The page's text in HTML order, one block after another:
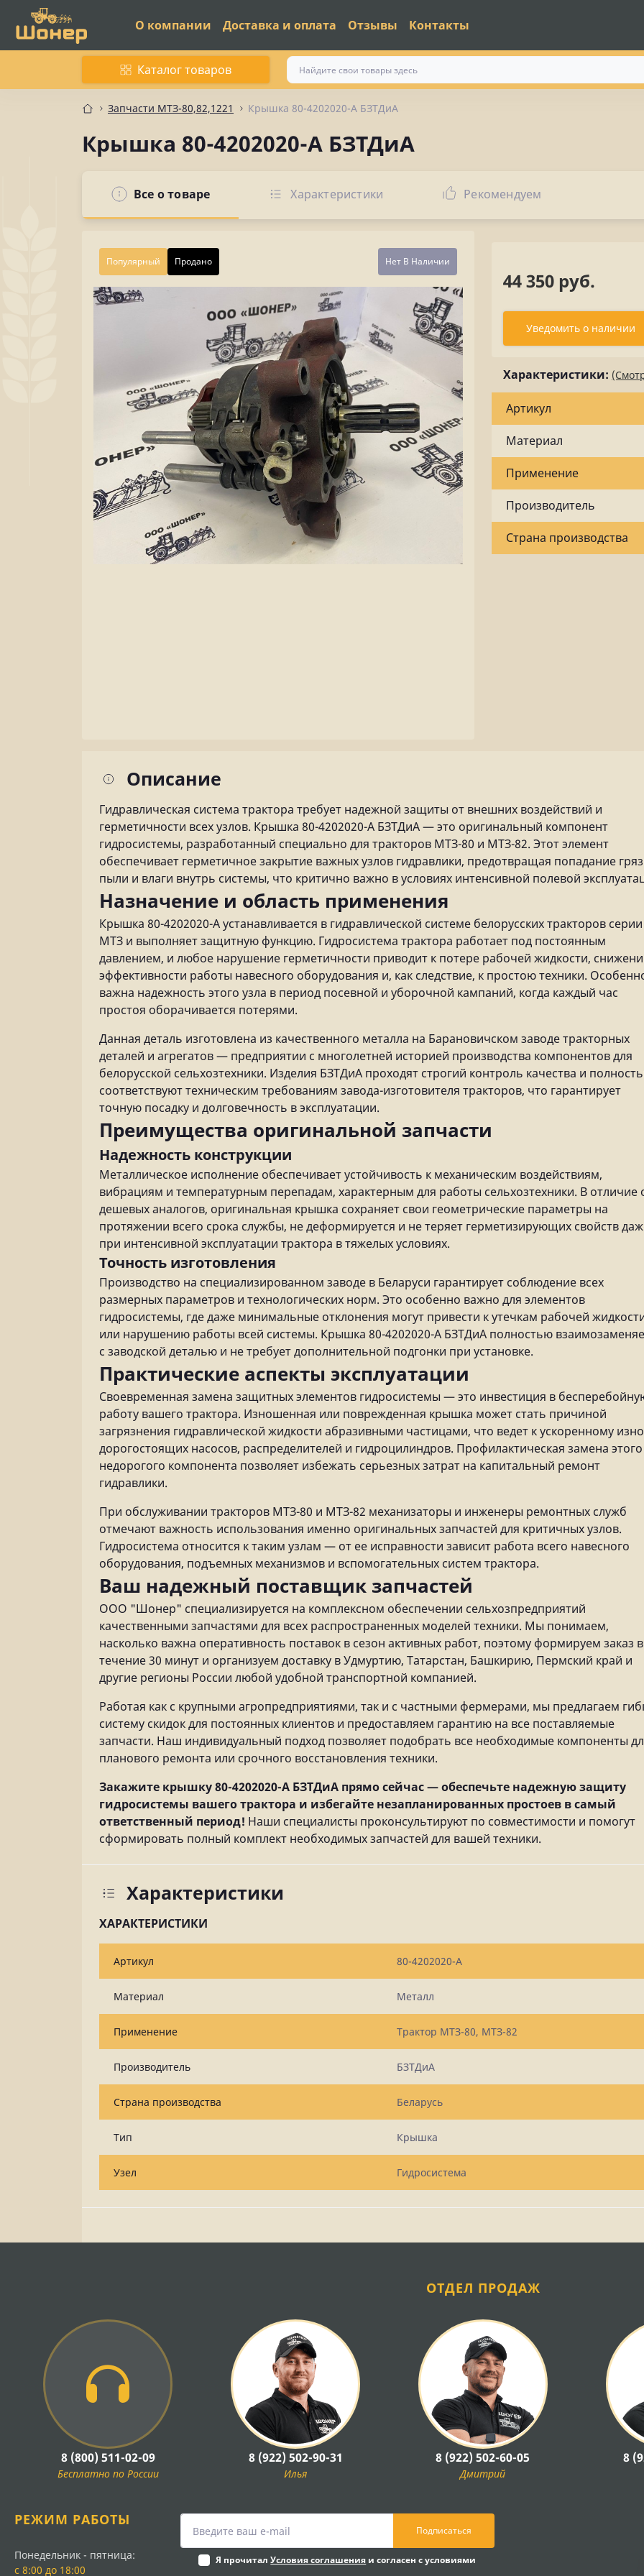
О компании Доставка и оплата Отзывы Контакты
Каталог товаров
Запчасти МТЗ-80,82,1221 Крышка 80-4202020-А БЗТДиА
Крышка 80-4202020-А БЗТДиА
Все о товаре Характеристики Рекомендуем
Популярный Продано Нет В Наличии
44 350 руб.
Уведомить о наличии
Характеристики:
Артикул
Материал
Применение
Производитель
Страна производства
Описание
Гидравлическая система трактора требует надежной защиты от внешних воздействий и
герметичности всех узлов. Крышка 80-4202020-А БЗТДиА — это оригинальный компонент
гидросистемы, разработанный специально для тракторов МТЗ-80 и МТЗ-82. Этот элемент
обеспечивает герметичное закрытие важных узлов гидравлики, предотвращая попадание
пыли и влаги внутрь системы, что критично важно в условиях интенсивной полевой
Назначение и область применения
Крышка 80-4202020-А устанавливается в гидравлической системе белорусских тракторов серии
МТЗ и выполняет защитную функцию. Гидросистема трактора работает под постоянным
давлением, и любое нарушение герметичности приводит к потере рабочей жидкости,
эффективности работы навесного оборудования и, как следствие, к простою техники.
важна надежность этого узла в период посевной и уборочной кампаний, когда каждый час
простоя оборачивается потерями.
Данная деталь изготовлена из качественного металла на Барановичском заводе тракторных
деталей и агрегатов — предприятии с многолетней историей производства компонентов для
белорусской сельхозтехники. Изделия БЗТДиА проходят строгий контроль качества и
соответствуют техническим требованиям завода-изготовителя тракторов, что гарантирует
точную посадку и долговечность в эксплуатации.
Преимущества оригинальной запчасти
Надежность конструкции
Металлическое исполнение обеспечивает устойчивость к механическим воздействиям,
вибрациям и температурным перепадам, характерным для работы сельхозтехники. В отличие
дешевых аналогов, оригинальная крышка сохраняет свои геометрические параметры на
протяжении всего срока службы, не деформируется и не теряет герметизирующих свойств
при интенсивной эксплуатации трактора в тяжелых условиях.
Точность изготовления
Производство на специализированном заводе в Беларуси гарантирует соблюдение всех
размерных параметров и технологических норм. Это особенно важно для элементов
гидросистемы, где даже минимальные отклонения могут привести к утечкам рабочей
или нарушению работы всей системы. Крышка 80-4202020-А БЗТДиА полностью
с заводской деталью и не требует дополнительной подгонки при установке.
Практические аспекты эксплуатации
Своевременная замена защитных элементов гидросистемы — это инвестиция в
работу вашего трактора. Изношенная или поврежденная крышка может стать причиной
загрязнения гидравлической жидкости абразивными частицами, что ведет к ускоренному
дорогостоящих насосов, распределителей и гидроцилиндров. Профилактическая замена этого
недорогого компонента позволяет избежать серьезных затрат на капитальный ремонт
гидравлики.
При обслуживании тракторов МТЗ-80 и МТЗ-82 механизаторы и инженеры ремонтных служб
отмечают важность использования именно оригинальных запчастей для критичных узлов.
Гидросистема относится к таким узлам — от ее исправности зависит работа всего навесного
оборудования, подъемных механизмов и вспомогательных систем трактора.
Ваш надежный поставщик запчастей
ООО "Шонер" специализируется на комплексном обеспечении сельхозпредприятий
качественными запчастями для всех распространенных моделей техники. Мы понимаем,
насколько важна оперативность поставок в сезон активных работ, поэтому формируем заказ в
течение 30 минут и организуем доставку в Удмуртию, Татарстан, Башкирию, Пермский край и
другие регионы России любой удобной транспортной компанией.
Работая как с крупными агропредприятиями, так и с частными фермерами, мы предлагаем
систему скидок для постоянных клиентов и предоставляем гарантию на все поставляемые
запчасти. Наш индивидуальный подход позволяет подобрать все необходимые компоненты
планового ремонта или срочного восстановления техники.
Закажите крышку 80-4202020-А БЗТДиА прямо сейчас — обеспечьте надежную защиту
гидросистемы вашего трактора и избегайте незапланированных простоев в самый
ответственный период! Наши специалисты проконсультируют по совместимости и помогут
сформировать полный комплект необходимых запчастей для вашей техники.
Характеристики
ХАРАКТЕРИСТИКИ
Артикул 80-4202020-А
Материал Металл
Применение Трактор МТЗ-80, МТЗ-82
Производитель БЗТДиА
Страна производства Беларусь
Тип Крышка
Узел Гидросистема
ОТДЕЛ ПРОДАЖ
8 (800) 511-02-09
Бесплатно по России
8 (922) 502-90-31
Илья
8 (922) 502-60-05
Дмитрий
8
РЕЖИМ РАБОТЫ
Понедельник - пятница:
с 8:00 до 18:00
Подписаться
Я прочиталУсловия соглашения и согласен с условиями